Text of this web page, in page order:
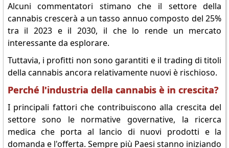
Alcuni commentatori stimano che il settore della
cannabis crescerà a un tasso annuo composto del 25%
tra il 2023 e il 2030, il che lo rende un mercato
interessante da esplorare.
Tuttavia, i profitti non sono garantiti e il trading di titoli
della cannabis ancora relativamente nuovi è rischioso.
Perché l'industria della cannabis è in crescita?
I principali fattori che contribuiscono alla crescita del
settore sono le normative governative, la ricerca
medica che porta al lancio di nuovi prodotti e la
domanda e l'offerta. Sempre più Paesi stanno iniziando